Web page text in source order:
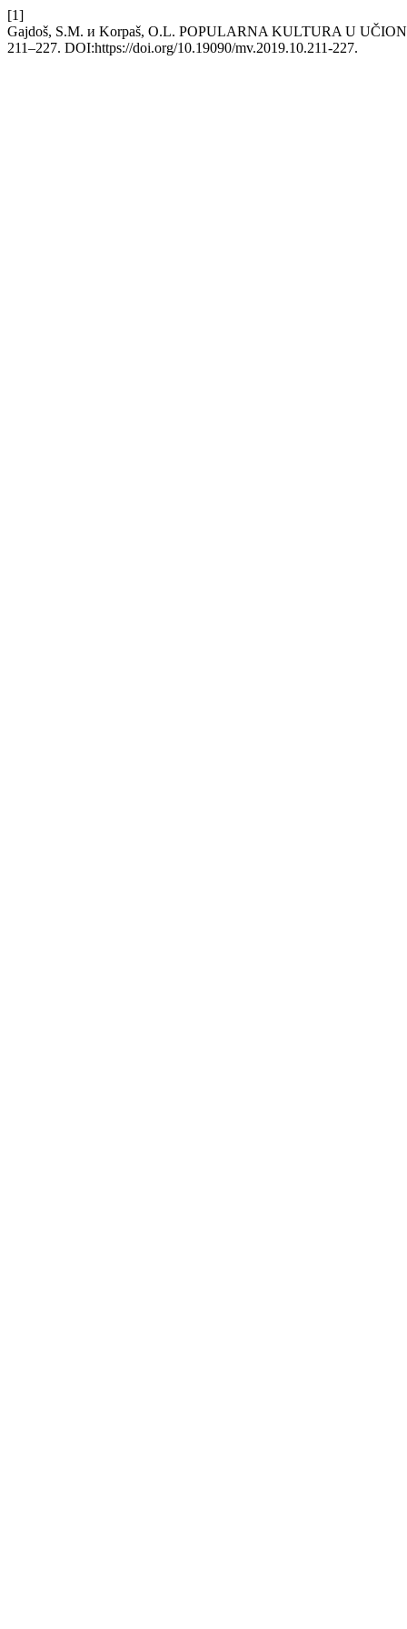
[1]
Gajdoš, S.M. и Korpaš, O.L. POPULARNA KULTURA U
211–227. DOI:https://doi.org/10.19090/mv.2019.10.211-227.